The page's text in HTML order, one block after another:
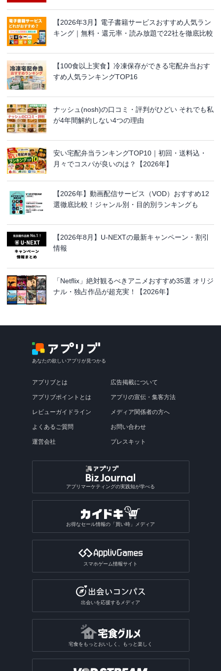
【2026年3月】電子書籍サービスおすすめ人気ラン
キング｜無料・還元率・読み放題で22社を徹底比較
【100食以上実食】冷凍保存ができる宅配弁当おす
すめ人気ランキングTOP16
ナッシュ(nosh)の口コミ・評判がひどい それでも私
が4年間解約しない4つの理由
安い宅配弁当ランキングTOP10｜初回・送料込・
月々でコスパが良いのは？【2026年】
【2026年】動画配信サービス（VOD）おすすめ12
選徹底比較！ジャンル別・目的別ランキングも
【2026年8月】U-NEXTの最新キャンペーン・割引
情報
「Netflix」絶対観るべきアニメおすすめ35選 オリジ
ナル・独占作品が超充実！【2026年】
あなたの欲しいアプリが見つかる
アプリブとは
アプリブポイントとは
レビューガイドライン
よくあるご質問
運営会社
広告掲載について
アプリの宣伝・集客方法
メディア関係者の方へ
お問い合わせ
プレスキット
アプリマーケティングの実践知が学べる
お得なセール情報の「買い時」メディア
スマホゲーム情報サイト
出会いを応援するメディア
宅食をもっとおいしく、もっと楽しく